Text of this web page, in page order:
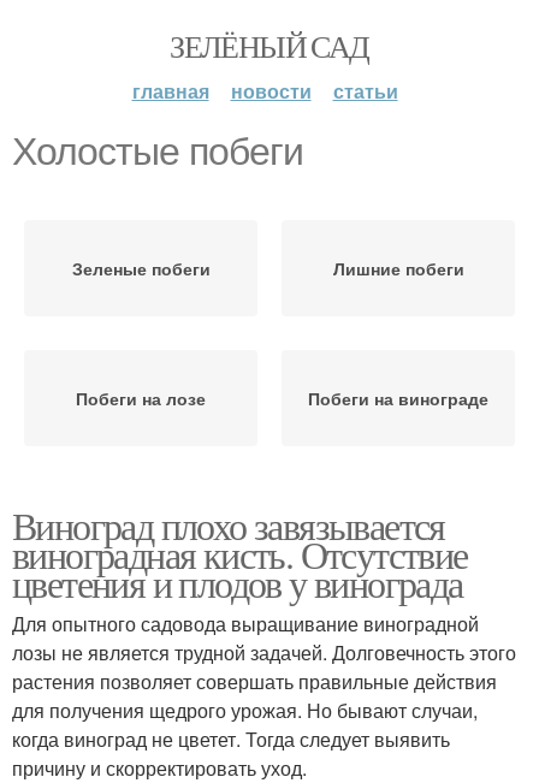
ЗЕЛЁНЫЙ САД
главная новости статьи
Холостые побеги
Зеленые побеги Лишние побеги
Побеги на лозе Побеги на винограде
Виноград плохо завязывается
виноградная кисть. Отсутствие
цветения и плодов у винограда
Для опытного садовода выращивание виноградной
лозы не является трудной задачей. Долговечность этого
растения позволяет совершать правильные действия
для получения щедрого урожая. Но бывают случаи,
когда виноград не цветет. Тогда следует выявить
причину и скорректировать уход.